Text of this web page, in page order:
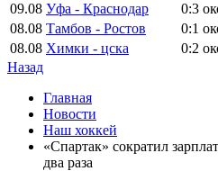
09.08 Уфа - Краснодар 0:3
08.08 Тамбов - Ростов 0:1
08.08 Химки - цска 0:2
Назад
Главная
Новости
Наш хоккей
«Спартак» сократил
два раза